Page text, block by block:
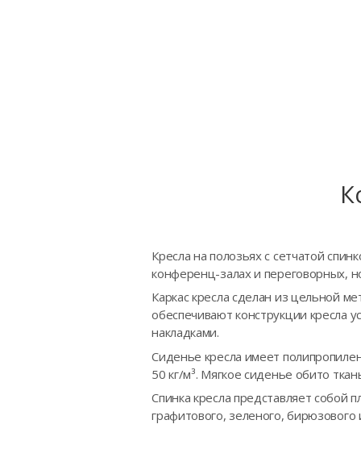
Кресла на полозьях с сетчатой
конференц-залах и переговорных,
Каркас кресла сделан из цельной
обеспечивают конструкции кресла
накладками.
Сиденье кресла имеет
50 кг/м³. Мягкое сиденье обито
Спинка кресла представляет собой
графитового, зеленого, бирюзового